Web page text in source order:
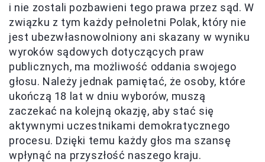
i nie zostali pozbawieni tego prawa przez sąd. W
związku z tym każdy pełnoletni Polak, który nie
jest ubezwłasnowolniony ani skazany w wyniku
wyroków sądowych dotyczących praw
publicznych, ma możliwość oddania swojego
głosu. Należy jednak pamiętać, że osoby, które
ukończą 18 lat w dniu wyborów, muszą
zaczekać na kolejną okazję, aby stać się
aktywnymi uczestnikami demokratycznego
procesu. Dzięki temu każdy głos ma szansę
wpłynąć na przyszłość naszego kraju.